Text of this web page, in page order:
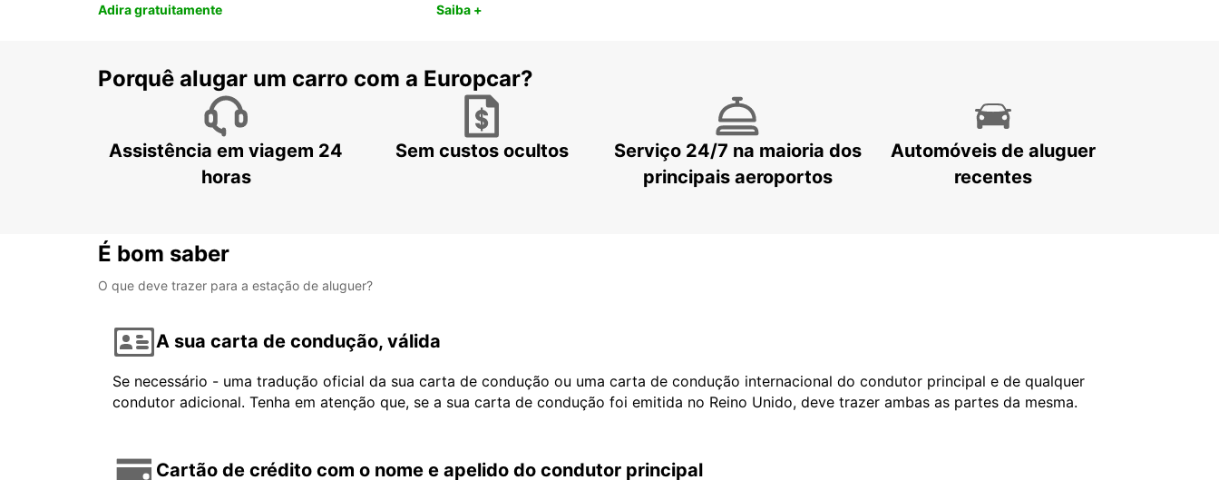
Adira gratuitamente Saiba +
Porquê alugar um carro com a Europcar?
Assistência em viagem 24
horas
Sem custos ocultos
Serviço 24/7 na maioria dos
principais aeroportos
Automóveis de aluguer
recentes
É bom saber
O que deve trazer para a estação de aluguer?
A sua carta de condução, válida
Se necessário - uma tradução oficial da sua carta de condução ou uma carta de condução internacional do condutor principal e de qualquer
condutor adicional. Tenha em atenção que, se a sua carta de condução foi emitida no Reino Unido, deve trazer ambas as partes da mesma.
Cartão de crédito com o nome e apelido do condutor principal